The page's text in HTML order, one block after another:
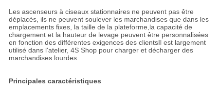
Les ascenseurs à ciseaux stationnaires ne peuvent pas être
déplacés, ils ne peuvent soulever les marchandises que dans les
emplacements fixes, la taille de la plateforme,la capacité de
chargement et la hauteur de levage peuvent être personnalisées
en fonction des différentes exigences des clientsIl est largement
utilisé dans l'atelier, 4S Shop pour charger et décharger des
marchandises lourdes.
Principales caractéristiques